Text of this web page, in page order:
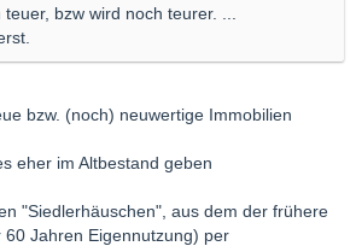
bzw wird noch teurer. ...
bzw. (noch) neuwertige Immobilien
eher im Altbestand geben
"Siedlerhäuschen", aus dem der frühere
Jahren Eigennutzung) per